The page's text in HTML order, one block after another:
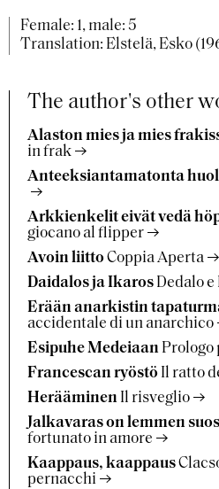
Female: 1, male: 5
Translation: Elstelä, Esko
The author's other
Alaston mies ja mies
in frak
Anteeksiantamatonta
Arkkienkelit eivät vedä
giocano al flipper
Avoin liittoCoppia Aperta
Daidalos ja Ikaros Dedalo e
Erään anarkistin
accidentale di un anarchico
Esipuhe Medeiaan Prologo
Francescan ryöstö Il ratto
Herääminen Il risveglio
Jalkavaras on lemmen
fortunato in amore
Kaappaus, kaappaus
pernacchi